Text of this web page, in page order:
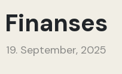
Finanses
19. September, 2025